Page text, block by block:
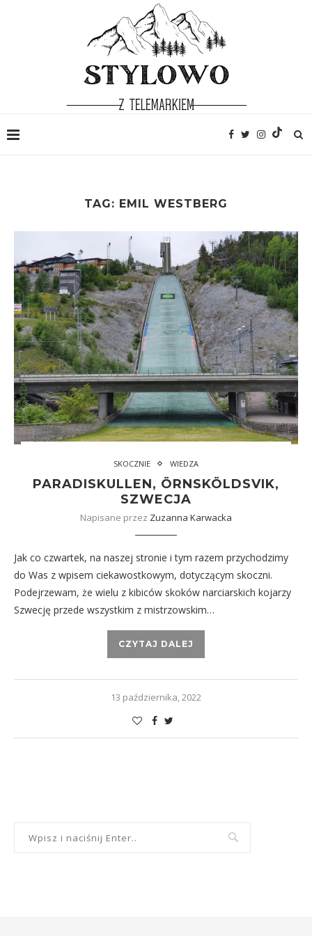
TAG: EMIL WESTBERG
SKOCZNIE WIEDZA
PARADISKULLEN, ÖRNSKÖLDSVIK,
SZWECJA
Napisane przez Zuzanna Karwacka
Jak co czwartek, na naszej stronie i tym razem przychodzimy
do Was z wpisem ciekawostkowym, dotyczącym skoczni.
Podejrzewam, że wielu z kibiców skoków narciarskich kojarzy
Szwecję przede wszystkim z mistrzowskim…
CZYTAJ DALEJ
13 października, 2022